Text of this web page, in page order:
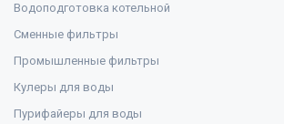
Водоподготовка котельной
Сменные фильтры
Промышленные фильтры
Кулеры для воды
Пурифайеры для воды